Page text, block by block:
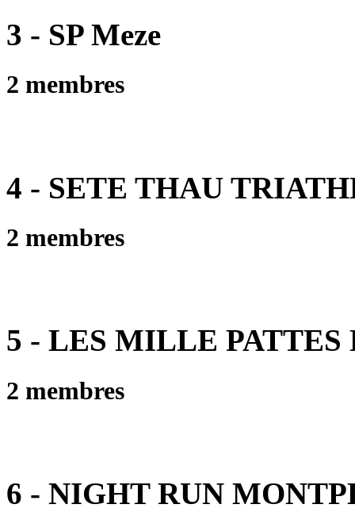
3 - SP Meze
2 membres
4 - SETE THAU
2 membres
5 - LES MILLE PATTES
2 membres
6 - NIGHT RUN